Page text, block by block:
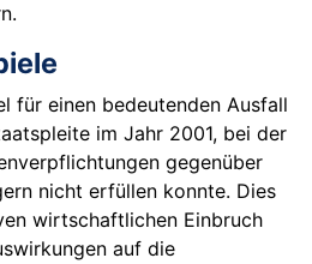
für einen bedeutenden Ausfall
im Jahr 2001, bei der
gegenüber
nicht erfüllen konnte. Dies
wirtschaftlichen Einbruch
auf die